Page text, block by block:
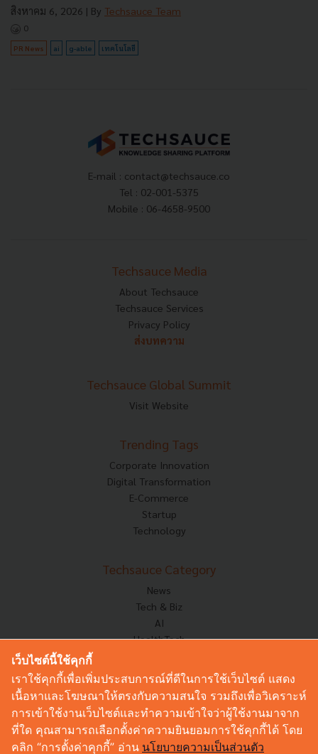
สิงหาคม 6, 2026 | By Techsauce Team
0
PR News ai g-able เทคโนโลยี
E-mail : contact@techsauce.co
Tel : 02-001-5375
Mobile : 06-4658-9500
Techsauce Media
About Techsauce
Techsauce Services
Privacy Policy
ส่งบทความ
Techsauce Global Summit
Visit Website
Trending Tags
Corporate Innovation
Digital Transformation
E-Commerce
Startup
Technology
Techsauce Category
News
Tech & Biz
AI
HealthTech
Corp Innov
Saucy Thoughts
Based On
Sustainable
Videos
เว็บไซต์นี้ใช้คุกกี้
เราใช้คุกกี้เพื่อเพิ่มประสบการณ์ที่ดีในการใช้เว็บไซต์ แสดง
เนื้อหาและโฆษณาให้ตรงกับความสนใจ รวมถึงเพื่อวิเคราะห์
การเข้าใช้งานเว็บไซต์และทำความเข้าใจว่าผู้ใช้งานมาจาก
ที่ใด คุณสามารถเลือกตั้งค่าความยินยอมการใช้คุกกี้ได้ โดย
คลิก “การตั้งค่าคุกกี้” อ่าน นโยบายความเป็นส่วนตัว